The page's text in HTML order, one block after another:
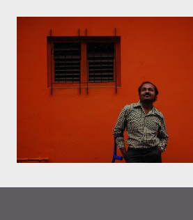
முதன்மை